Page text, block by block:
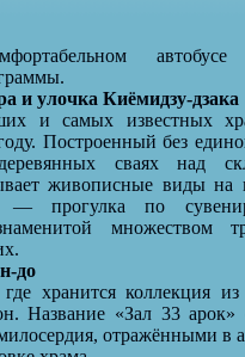
и улочка Киёмидзу-дзака
и самых известных
Построенный без
сваях над
живописные виды на
— прогулка по
множеством
до
хранится коллекция из
Название «Зал 33 арок»
отражёнными в